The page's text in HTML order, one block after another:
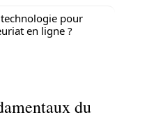
pour
en ligne ?
du